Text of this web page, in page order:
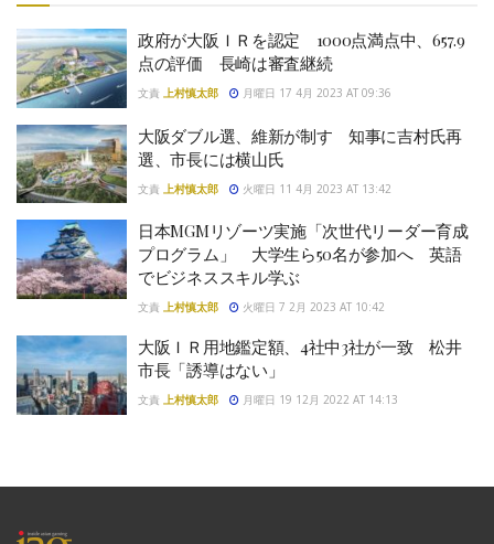
政府が大阪ＩＲを認定 1000点満点中、657.9
点の評価 長崎は審査継続
文責 上村慎太郎 月曜日 17 4月 2023 AT 09:36
大阪ダブル選、維新が制す 知事に吉村氏再
選、市長には横山氏
文責 上村慎太郎 火曜日 11 4月 2023 AT 13:42
日本MGMリゾーツ実施「次世代リーダー育成
プログラム」 大学生ら50名が参加へ 英語
でビジネススキル学ぶ
文責 上村慎太郎 火曜日 7 2月 2023 AT 10:42
大阪ＩＲ用地鑑定額、4社中3社が一致 松井
市長「誘導はない」
文責 上村慎太郎 月曜日 19 12月 2022 AT 14:13